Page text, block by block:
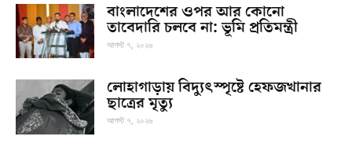
বাংলাদেশের ওপর আর কোনো
তাবেদারি চলবে না: ভূমি প্রতিমন্ত্রী
আগস্ট ৭, ২০২৬
লোহাগাড়ায় বিদ্যুৎস্পৃষ্টে হেফজখানার
ছাত্রের মৃত্যু
আগস্ট ৭, ২০২৬